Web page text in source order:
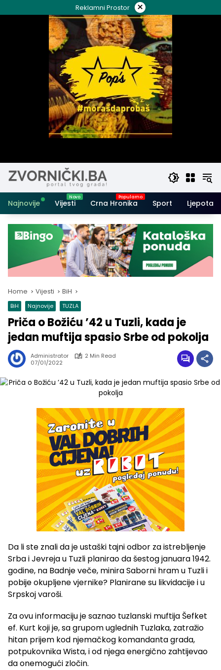
to
Reklamni Prostor ×
Najnovije Vijesti Crna Hronika Sport Ljepota i
Home Vijesti BiH
BiH Najnovije TUZLA
Priča o Božiću ’42 u Tuzli, kada je
jedan muftija spasio Srbe od pokolja
Administrator
2 Min Read
07/01/2022
Da li ste znali da je ustaški tajni odbor za istrebljenje
Srba i Jevreja u Tuzli planirao da šestog januara 1942.
godine, na Badnje veče, minira Saborni hram u Tuzli i
pobije okupljene vjernike? Planirane su likvidacije i u
Srpskoj varoši.
Za ovu informaciju je saznao tuzlanski muftija Šefket
ef. Kurt koji je, sa grupom uglednih Tuzlaka, zatražio
hitan prijem kod njemačkog komandanta grada,
potpukovnika Wista, i od njega energično zahtijevao
da onemogući zločin.